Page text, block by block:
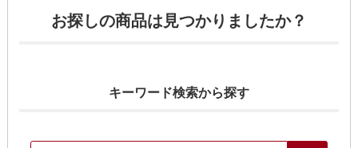
お探しの商品は見つかりましたか？
キーワード検索から探す